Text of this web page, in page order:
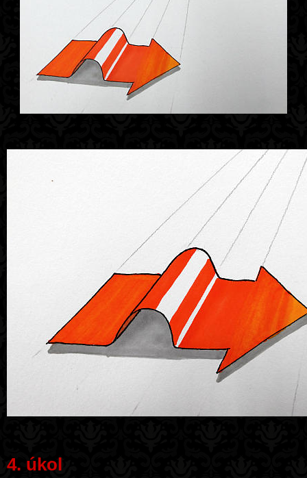
4. úkol